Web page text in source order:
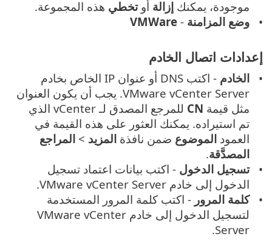
موجودة، يمكنكإزالة أو تخطي هذه المجموعة.
وضع المزامنة -
VMWare
إعدادات اتصال الخادم
الخادم
- اكتب DNS أو عنوان IP الخاص بخادم
VMware vCenter Server. يجب أن يكون العنوان
مثل قيمة CN
للمرجع المصدق لـ vCenter الذي
تم استيراده. يمكنك العثور على هذه القيمة في
العمودالموضوع ضمن نافذةالمزيد >المراجع
المصدَّقة.
تسجيل الدخول - اكتب بيانات اعتماد تسجيل
الدخول إلى خادم VMware vCenter Server.
كلمة المرور - اكتب كلمة المرور المستخدمة
لتسجيل الدخول إلى خادم VMware vCenter
Server.